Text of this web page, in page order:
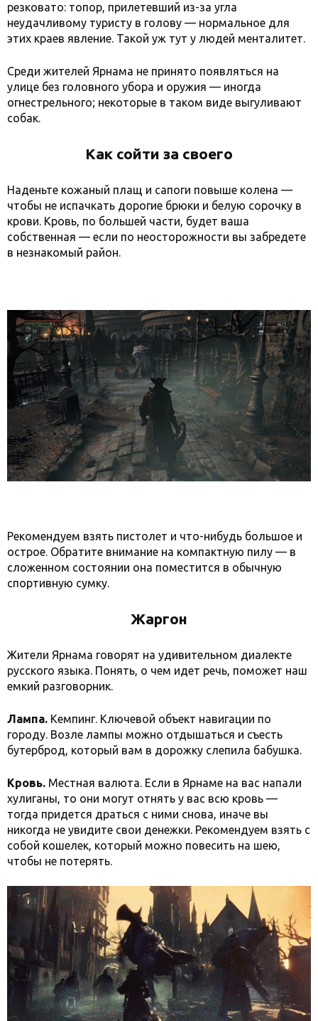
резковато: топор, прилетевший из-за угла
неудачливому туристу в голову — нормальное для
этих краев явление. Такой уж тут у людей менталитет.
Среди жителей Ярнама не принято появляться на
улице без головного убора и оружия — иногда
огнестрельного; некоторые в таком виде выгуливают
собак.
Как сойти за своего
Наденьте кожаный плащ и сапоги повыше колена —
чтобы не испачкать дорогие брюки и белую сорочку в
крови. Кровь, по большей части, будет ваша
собственная — если по неосторожности вы забредете
в незнакомый район.
Рекомендуем взять пистолет и что-нибудь большое и
острое. Обратите внимание на компактную пилу — в
сложенном состоянии она поместится в обычную
спортивную сумку.
Жаргон
Жители Ярнама говорят на удивительном диалекте
русского языка. Понять, о чем идет речь, поможет наш
емкий разговорник.
Лампа. Кемпинг. Ключевой объект навигации по
городу. Возле лампы можно отдышаться и съесть
бутерброд, который вам в дорожку слепила бабушка.
Кровь. Местная валюта. Если в Ярнаме на вас напали
хулиганы, то они могут отнять у вас всю кровь —
тогда придется драться с ними снова, иначе вы
никогда не увидите свои денежки. Рекомендуем взять с
собой кошелек, который можно повесить на шею,
чтобы не потерять.